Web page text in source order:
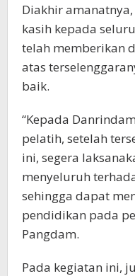
Diakhir
kasih kepada
telah memberikan
atas
baik.
“Kepada
pelatih, setelah
ini, segera
menyeluruh
sehingga dapat
pendidikan pada
Pangdam.
Pada kegiatan ini,